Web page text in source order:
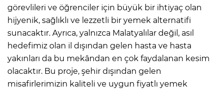
görevlileri ve öğrenciler için büyük bir ihtiyaç olan
hijyenik, sağlıklı ve lezzetli bir yemek alternatifi
sunacaktır. Ayrıca, yalnızca Malatyalılar değil, asıl
hedefimiz olan il dışından gelen hasta ve hasta
yakınları da bu mekândan en çok faydalanan kesim
olacaktır. Bu proje, şehir dışından gelen
misafirlerimizin kaliteli ve uygun fiyatlı yemek